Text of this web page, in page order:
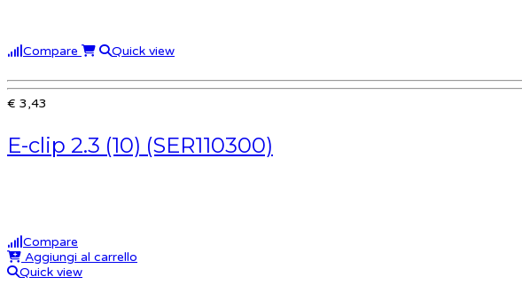
Compare Quick view
€ 3,43
E-clip 2.3 (10) (SER110300)
Compare
Aggiungi al carrello
Quick view